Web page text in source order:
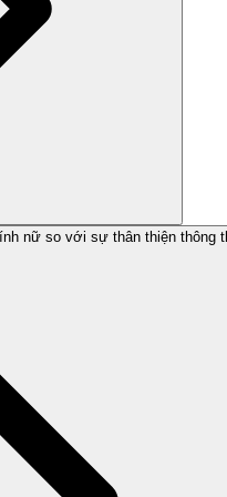
nữ so với sự thân thiện thông